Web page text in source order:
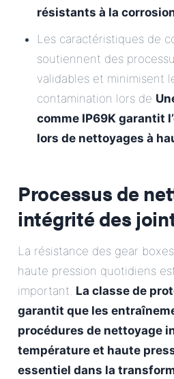
résistants à la
Les caractéristiques de
soutiennent des
validables et minimisent
contamination lors de
comme IP69K garantit
lors de nettoyages à
Processus de
intégrité des
La résistance des gear
haute pression quotidiens
important. La classe de
garantit que les
procédures de nettoyage
température et haute
essentiel dans la